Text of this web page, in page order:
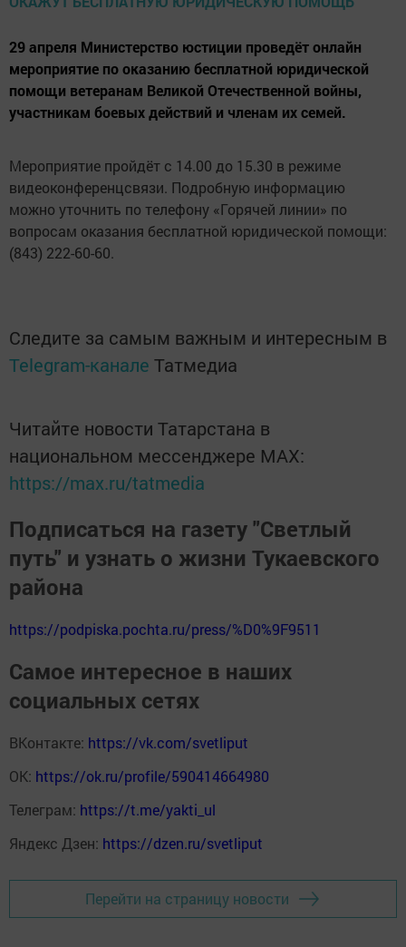
29 апреля Министерство юстиции проведёт онлайн
мероприятие по оказанию бесплатной юридической
помощи ветеранам Великой Отечественной войны,
участникам боевых действий и членам их семей.
Мероприятие пройдёт с 14.00 до 15.30 в режиме
видеоконференцсвязи. Подробную информацию
можно уточнить по телефону «Горячей линии» по
вопросам оказания бесплатной юридической помощи:
(843) 222-60-60.
Следите за самым важным и интересным в
Telegram-канале Татмедиа
Читайте новости Татарстана в
национальном мессенджере MАХ:
https://max.ru/tatmedia
Подписаться на газету "Светлый
путь" и узнать о жизни Тукаевского
района
https://podpiska.pochta.ru/press/%D0%9F9511
Самое интересное в наших
социальных сетях
ВКонтакте: https://vk.com/svetliput
ОК: https://ok.ru/profile/590414664980
Телеграм: https://t.me/yakti_ul
Яндекс Дзен: https://dzen.ru/svetliput
Перейти на страницу новости